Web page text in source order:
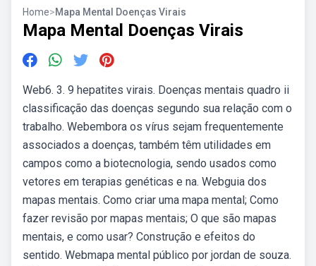
Home>Mapa Mental Doenças Virais
Mapa Mental Doenças Virais
Web6. 3. 9 hepatites virais. Doenças mentais quadro ii
classificação das doenças segundo sua relação com o
trabalho. Webembora os vírus sejam frequentemente
associados a doenças, também têm utilidades em
campos como a biotecnologia, sendo usados como
vetores em terapias genéticas e na. Webguia dos
mapas mentais. Como criar uma mapa mental; Como
fazer revisão por mapas mentais; O que são mapas
mentais, e como usar? Construção e efeitos do
sentido. Webmapa mental público por jordan de souza.